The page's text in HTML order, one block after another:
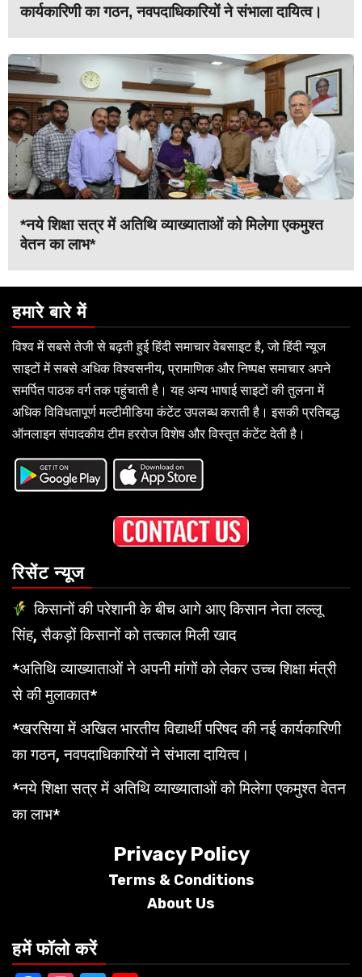
कार्यकारिणी का गठन, नवपदाधिकारियों ने संभाला दायित्व।
*नये शिक्षा सत्र में अतिथि व्याख्याताओं को मिलेगा एकमुश्त
वेतन का लाभ*
हमारे बारे में
विश्व में सबसे तेजी से बढ़ती हुई हिंदी समाचार वेबसाइट है, जो हिंदी न्यूज
साइटों में सबसे अधिक विश्वसनीय, प्रामाणिक और निष्पक्ष समाचार अपने
समर्पित पाठक वर्ग तक पहुंचाती है। यह अन्य भाषाई साइटों की तुलना में
अधिक विविधतापूर्ण मल्टीमीडिया कंटेंट उपलब्ध कराती है। इसकी प्रतिबद्ध
ऑनलाइन संपादकीय टीम हररोज विशेष और विस्तृत कंटेंट देती है।
रिसेंट न्यूज
किसानों की परेशानी के बीच आगे आए किसान नेता लल्लू
सिंह, सैकड़ों किसानों को तत्काल मिली खाद
*अतिथि व्याख्याताओं ने अपनी मांगों को लेकर उच्च शिक्षा मंत्री
से की मुलाकात*
*खरसिया में अखिल भारतीय विद्यार्थी परिषद की नई कार्यकारिणी
का गठन, नवपदाधिकारियों ने संभाला दायित्व।
*नये शिक्षा सत्र में अतिथि व्याख्याताओं को मिलेगा एकमुश्त वेतन
का लाभ*
Privacy Policy
Terms & Conditions
About Us
हमें फॉलो करें